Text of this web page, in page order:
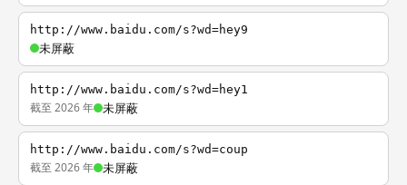
http://www.baidu.com/s?wd=hey9
未屏蔽
http://www.baidu.com/s?wd=hey1
截至 2026 年 未屏蔽
http://www.baidu.com/s?wd=coup
截至 2026 年 未屏蔽